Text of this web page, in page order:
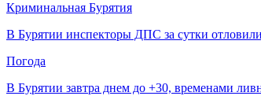
Криминальная Бурятия
В Бурятии инспекторы ДПС за сутки
Погода
В Бурятии завтра днем до +30, временами